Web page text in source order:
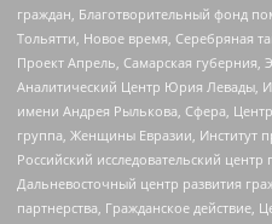
граждан, Благотворительный фонд
Тольятти, Новое время, Серебряная
Проект Апрель, Самарская губерния,
Аналитический Центр Юрия Левады,
имени Андрея Рылькова, Сфера,
группа, Женщины Евразии, Институт
Российский исследовательский центр
Дальневосточный центр развития
партнерства, Гражданское действие,